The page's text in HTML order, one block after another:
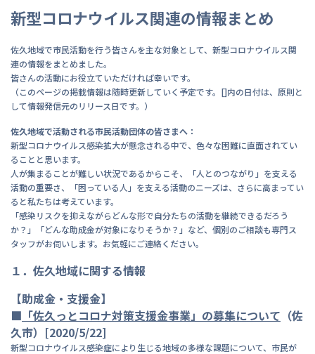
新型コロナウイルス関連の情報まとめ
佐久地域で市民活動を行う皆さんを主な対象として、新型コロナウイルス関
連の情報をまとめました。
皆さんの活動にお役立ていただければ幸いです。
（このページの掲載情報は随時更新していく予定です。[]内の日付は、原則と
して情報発信元のリリース日です。）
佐久地域で活動される市民活動団体の皆さまへ：
新型コロナウイルス感染拡大が懸念される中で、色々な困難に直面されてい
ることと思います。
人が集まることが難しい状況であるからこそ、「人とのつながり」を支える
活動の重要さ、「困っている人」を支える活動のニーズは、さらに高まってい
ると私たちは考えています。
「感染リスクを抑えながらどんな形で自分たちの活動を継続できるだろう
か？」「どんな助成金が対象になりそうか？」など、個別のご相談も専門ス
タッフがお伺いします。お気軽にご連絡ください。
１．佐久地域に関する情報
【助成金・支援金】
■ 「佐久っとコロナ対策支援金事業」の募集について （佐
久市） [2020/5/22]
新型コロナウイルス感染症により生じる地域の多様な課題について、市民が